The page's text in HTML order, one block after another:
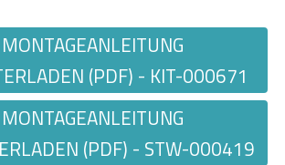
MONTAGEANLEITUNG
(PDF) - KIT-000671
MONTAGEANLEITUNG
(PDF) - STW-000419